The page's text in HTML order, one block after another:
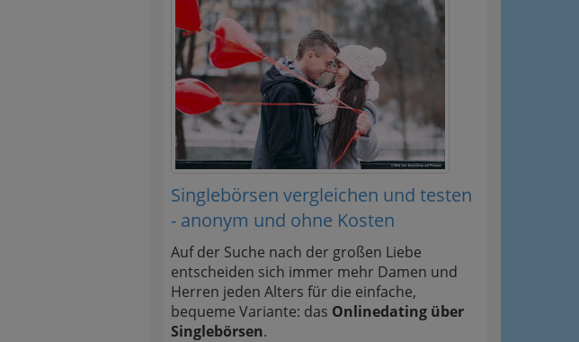
Singlebörsen vergleichen und testen
- anonym und ohne Kosten
Auf der Suche nach der großen Liebe
entscheiden sich immer mehr Damen und
Herren jeden Alters für die einfache,
bequeme Variante: das Onlinedating über
Singlebörsen.